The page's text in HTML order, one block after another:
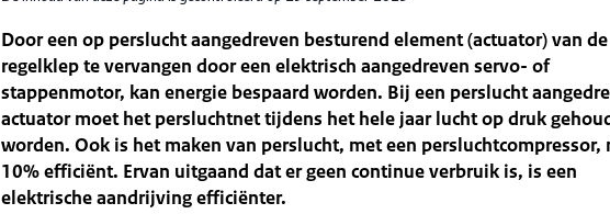
Door een op perslucht aangedreven besturend element (actuator) van de
regelklep te vervangen door een elektrisch aangedreven servo- of
stappenmotor, kan energie bespaard worden. Bij een perslucht
actuator moet het persluchtnet tijdens het hele jaar lucht op druk
worden. Ook is het maken van perslucht, met een persluchtcompressor,
10% efficiënt. Ervan uitgaand dat er geen continue verbruik is, is een
elektrische aandrijving efficiënter.